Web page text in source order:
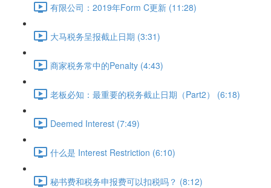
有限公司：2019年Form C更新 (11:28)
大马税务呈报截止日期 (3:31)
商家税务常中的Penalty (4:43)
老板必知：最重要的税务截止日期（Part2） (6:18)
Deemed Interest (7:49)
什么是 Interest Restriction (6:10)
秘书费和税务申报费可以扣税吗？ (8:12)